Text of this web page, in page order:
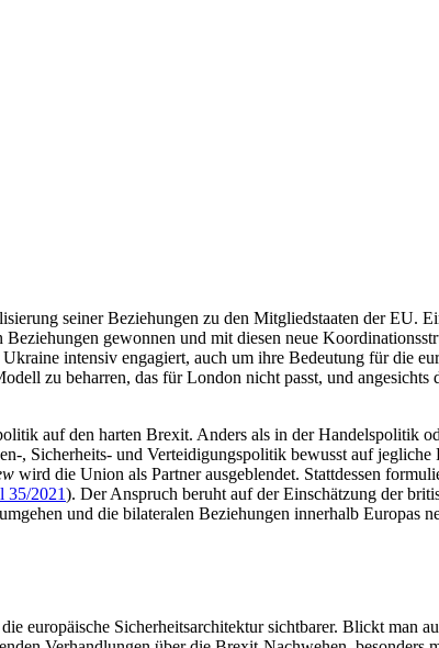
seiner Beziehungen zu den Mitgliedstaaten der EU.
gewonnen und mit diesen neue
intensiv engagiert, auch um ihre Bedeutung für die
zu beharren, das für London nicht passt, und
auf den har­ten Brexit. Anders als in der Handelspolitik
, Sicherheits- und Ver­teidigungspolitik bewusst auf jegliche
wird die Union als Partner aus­geblen­det. Stattdessen
35/2021). Der Anspruch beruht auf der Ein­schätzung der
und die bilateralen Beziehungen innerhalb Euro­pas
europäische Sicherheitsarchitektur sichtbarer. Blickt man